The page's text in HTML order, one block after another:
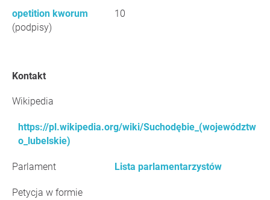
opetition kworum
(podpisy)
10
Kontakt
Wikipedia
https://pl.wikipedia.org/wiki/Suchodębie_(województw
o_lubelskie)
Parlament Lista parlamentarzystów
Petycja w formie